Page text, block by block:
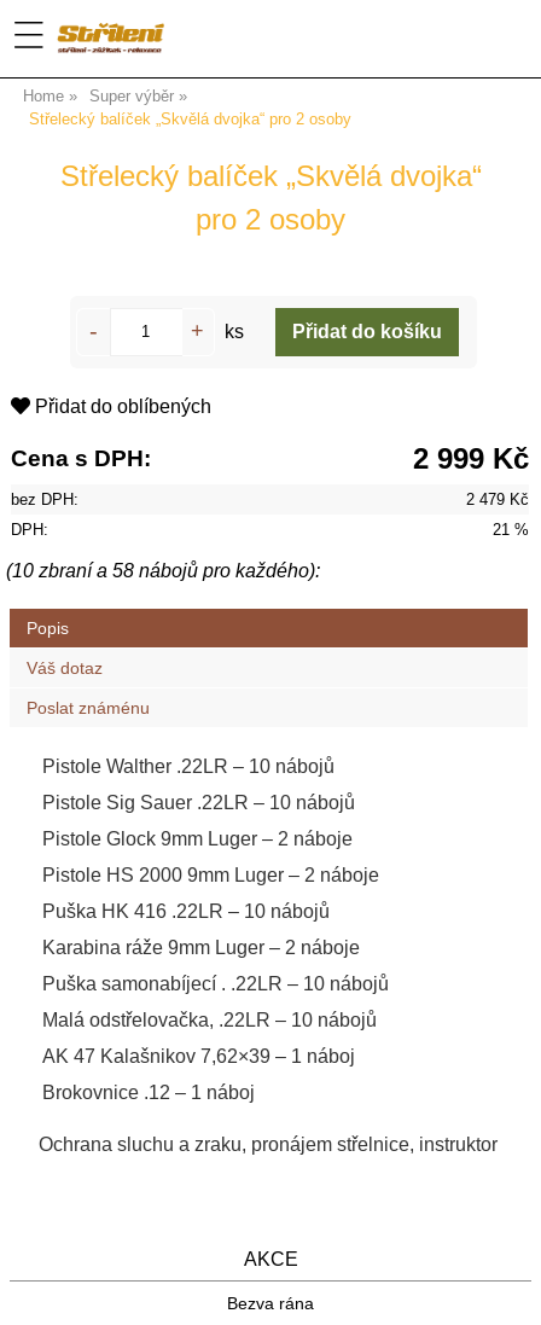
Home
Super výběr
Střelecký balíček „Skvělá dvojka“ pro 2 osoby
Střelecký balíček „Skvělá dvojka“
pro 2 osoby
ks
Přidat do oblíbených
Cena s DPH: 2 999 Kč
bez DPH:
2 479 Kč
DPH:
21 %
(10 zbraní a 58 nábojů pro každého):
Popis
Váš dotaz
Poslat známénu
Pistole Walther .22LR – 10 nábojů
Pistole Sig Sauer .22LR – 10 nábojů
Pistole Glock 9mm Luger – 2 náboje
Pistole HS 2000 9mm Luger – 2 náboje
Puška HK 416 .22LR – 10 nábojů
Karabina ráže 9mm Luger – 2 náboje
Puška samonabíjecí . .22LR – 10 nábojů
Malá odstřelovačka, .22LR – 10 nábojů
AK 47 Kalašnikov 7,62×39 – 1 náboj
Brokovnice .12 – 1 náboj
Ochrana sluchu a zraku, pronájem střelnice, instruktor
AKCE
Bezva rána